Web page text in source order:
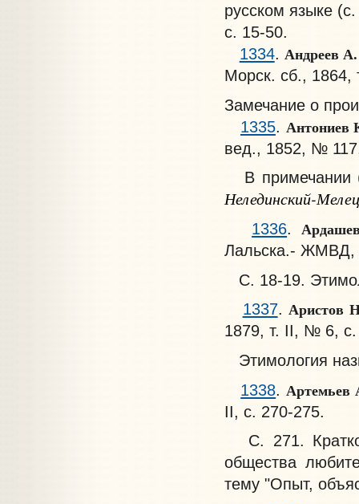
русском языке
с. 15-50.
1334. Андреев А.
Морск. сб.,
Замечание о
1335. Антониев
вед., 1852, №
В примечании
Нелединский-
1336.
Лальска.- ЖМВД,
С. 18-19.
1337. Аристов
1879, т. II, № 6, с.
Этимология
1338 Артемьев
II, с. 270-275.
С. 271.
общества
тему "Опыт,